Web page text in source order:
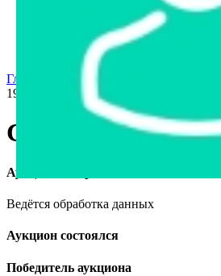
Арестованное имущество
Реестр несостоявшихся торгов
Реестр переоценок
Государственное имущество
Главная страница
1999
Citroen Evasion,
Аукцион завершён
Ведётся обработка данных
Аукцион состоялся
Победитель аукциона